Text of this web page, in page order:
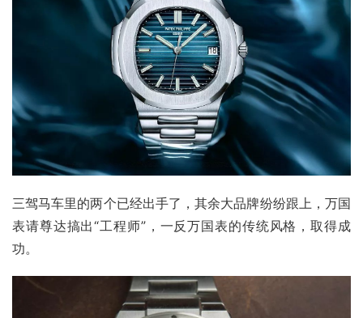
三驾马车里的两个已经出手了，其余大品牌纷纷跟上，万国
表请尊达搞出“工程师”，一反万国表的传统风格，取得成
功。